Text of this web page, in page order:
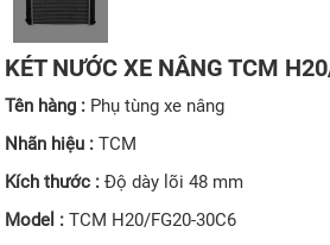
KÉT NƯỚC XE NÂNG TCM
Tên hàng : Phụ tùng xe nâng
Nhãn hiệu :TCM
Kích thước :Độ dày lõi 48 mm
Model :TCM H20/FG20-30C6